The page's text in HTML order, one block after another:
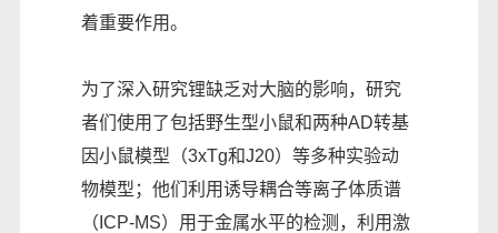
着重要作用。
为了深入研究锂缺乏对大脑的影响，研究
者们使用了包括野生型小鼠和两种AD转基
因小鼠模型（3xTg和J20）等多种实验动
物模型；他们利用诱导耦合等离子体质谱
（ICP-MS）用于金属水平的检测，利用激